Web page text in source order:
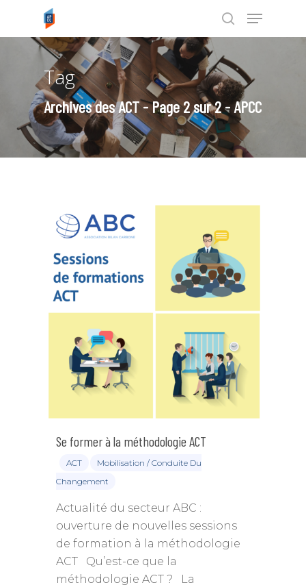
Tapez ENTRÉE pour rechercher ou
ESC pour annuler
Tag
Archives des ACT - Page 2 sur 2 - APCC
Se former à la méthodologie ACT
ACT
Mobilisation / Conduite Du
Changement
Actualité du secteur ABC :
ouverture de nouvelles sessions
de formation à la méthodologie
ACT Qu’est-ce que la
méthodologie ACT ? La